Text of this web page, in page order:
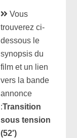
Vous
trouverez ci-
dessous le
synopsis du
film et un lien
vers la bande
annonce
:Transition
sous tension
(52′)